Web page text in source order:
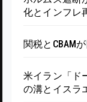
化とインフレ
関税とCBAM
米イラン「ド
の溝とイスラ